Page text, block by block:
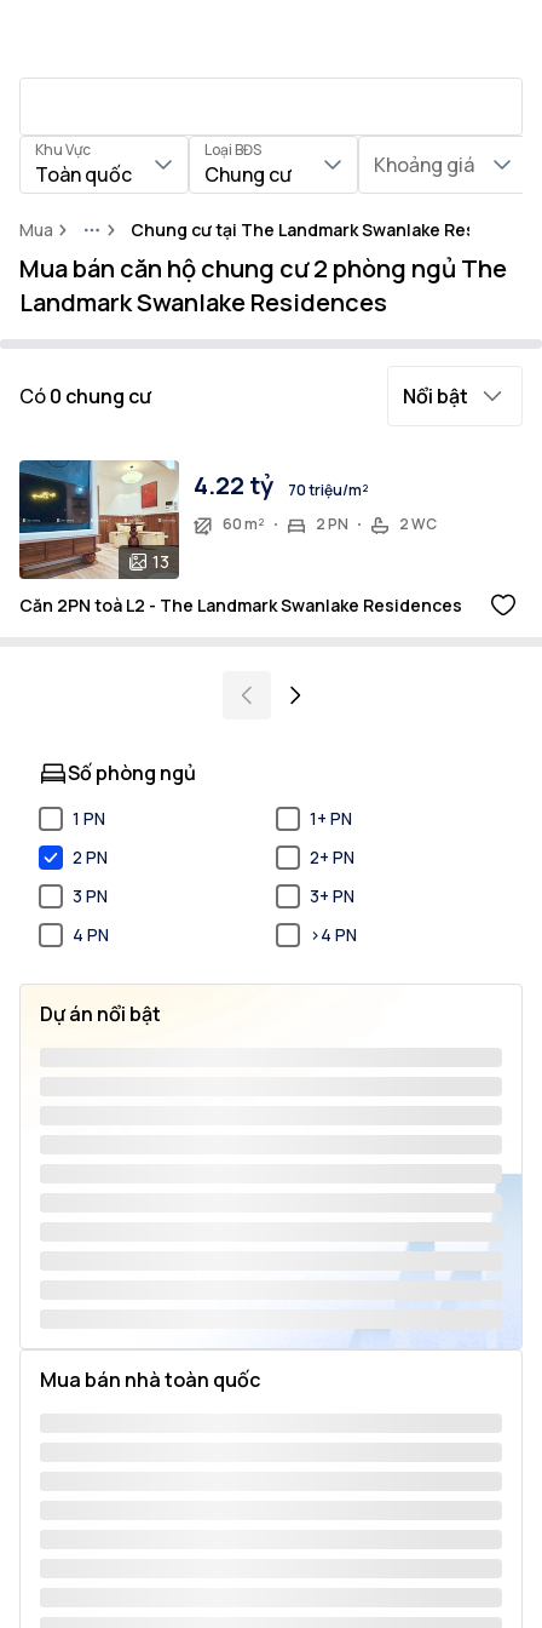
Khu Vực
Toàn quốc
Loại BĐS
Chung cư Khoảng giá
Mua MoreChung cư tại The Landmark Swanlake Residences
Mua bán căn hộ chung cư 2 phòng ngủ The
Landmark Swanlake Residences
Có0 chung cư Nổi bật
13
4.22 tỷ
70 triệu/m²
60 m²
2 PN 2 WC
Căn 2PN toà L2 - The Landmark Swanlake Residences
Số phòng ngủ
1 PN
1+ PN
2 PN
2+ PN
3 PN
3+ PN
4 PN
>4 PN
Dự án nổi bật
Mua bán nhà toàn quốc